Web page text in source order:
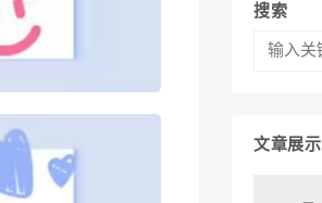
搜索
文章展示